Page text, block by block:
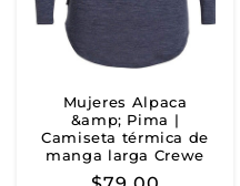
Mujeres Alpaca
&amp; Pima |
Camiseta térmica de
manga larga Crewe